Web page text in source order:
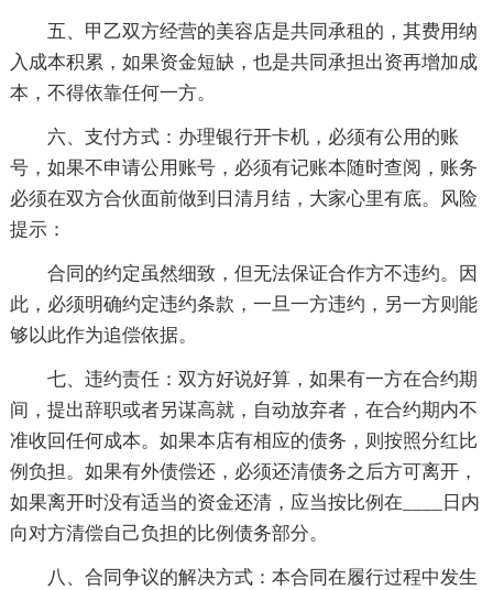
五、甲乙双方经营的美容店是共同承租的，其费用纳
入成本积累，如果资金短缺，也是共同承担出资再增加成
本，不得依靠任何一方。
六、支付方式：办理银行开卡机，必须有公用的账
号，如果不申请公用账号，必须有记账本随时查阅，账务
必须在双方合伙面前做到日清月结，大家心里有底。风险
提示：
合同的约定虽然细致，但无法保证合作方不违约。因
此，必须明确约定违约条款，一旦一方违约，另一方则能
够以此作为追偿依据。
七、违约责任：双方好说好算，如果有一方在合约期
间，提出辞职或者另谋高就，自动放弃者，在合约期内不
准收回任何成本。如果本店有相应的债务，则按照分红比
例负担。如果有外债偿还，必须还清债务之后方可离开，
如果离开时没有适当的资金还清，应当按比例在____日内
向对方清偿自己负担的比例债务部分。
八、合同争议的解决方式：本合同在履行过程中发生